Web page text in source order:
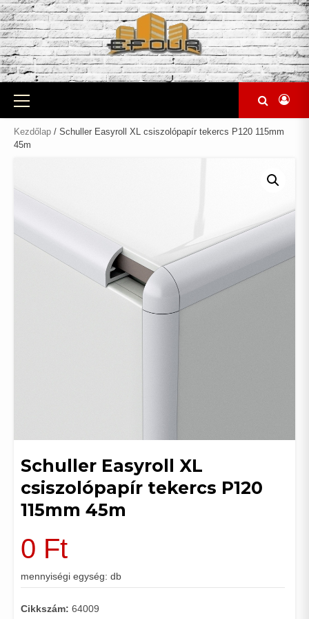
Skip
to
content
Primary
Menu
Kezdőlap / Schuller Easyroll XL csiszolópapír tekercs P120 115mm
45m
Schuller Easyroll XL
csiszolópapír tekercs P120
115mm 45m
0 Ft
mennyiségi egység: db
Cikkszám: 64009